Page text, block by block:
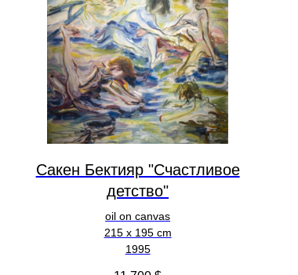
Сакен Бектияр "Счастливое
детство"
oil on canvas
215 x 195 cm
1995